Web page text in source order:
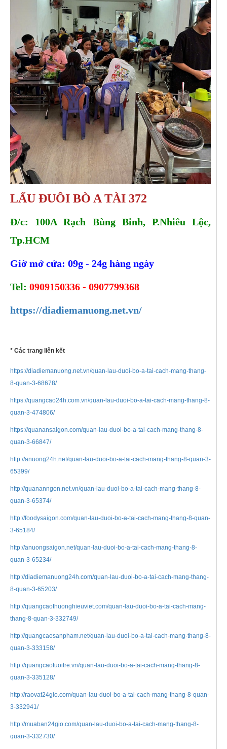
LẨU ĐUÔI BÒ A TÀI 372
Đ/c: 100A Rạch Bùng Binh, P.Nhiêu Lộc,
Tp.HCM
Giờ mở cửa: 09g - 24g hàng ngày
Tel: 0909150336 - 0907799368
https://diadiemanuong.net.vn/
* Các trang liên kết
https://diadiemanuong.net.vn/quan-lau-duoi-bo-a-tai-cach-mang-thang-
8-quan-3-68678/
https://quangcao24h.com.vn/quan-lau-duoi-bo-a-tai-cach-mang-thang-8-
quan-3-474806/
https://quanansaigon.com/quan-lau-duoi-bo-a-tai-cach-mang-thang-8-
quan-3-66847/
http://anuong24h.net/quan-lau-duoi-bo-a-tai-cach-mang-thang-8-quan-3-
65399/
http://quananngon.net.vn/quan-lau-duoi-bo-a-tai-cach-mang-thang-8-
quan-3-65374/
http://foodysaigon.com/quan-lau-duoi-bo-a-tai-cach-mang-thang-8-quan-
3-65184/
http://anuongsaigon.net/quan-lau-duoi-bo-a-tai-cach-mang-thang-8-
quan-3-65234/
http://diadiemanuong24h.com/quan-lau-duoi-bo-a-tai-cach-mang-thang-
8-quan-3-65203/
http://quangcaothuonghieuviet.com/quan-lau-duoi-bo-a-tai-cach-mang-
thang-8-quan-3-332749/
http://quangcaosanpham.net/quan-lau-duoi-bo-a-tai-cach-mang-thang-8-
quan-3-333158/
http://quangcaotuoitre.vn/quan-lau-duoi-bo-a-tai-cach-mang-thang-8-
quan-3-335128/
http://raovat24gio.com/quan-lau-duoi-bo-a-tai-cach-mang-thang-8-quan-
3-332941/
http://muaban24gio.com/quan-lau-duoi-bo-a-tai-cach-mang-thang-8-
quan-3-332730/